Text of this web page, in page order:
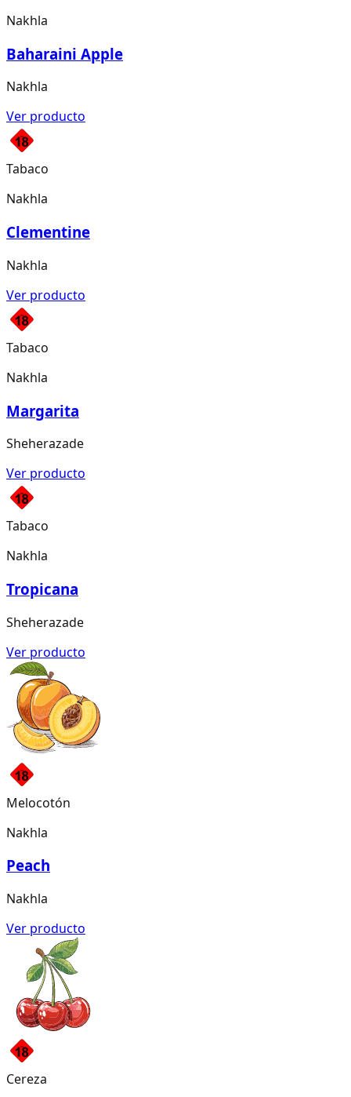
Nakhla
Baharaini Apple
Nakhla
Ver producto
Tabaco
Nakhla
Clementine
Nakhla
Ver producto
Tabaco
Nakhla
Margarita
Sheherazade
Ver producto
Tabaco
Nakhla
Tropicana
Sheherazade
Ver producto
Melocotón
Nakhla
Peach
Nakhla
Ver producto
Cereza